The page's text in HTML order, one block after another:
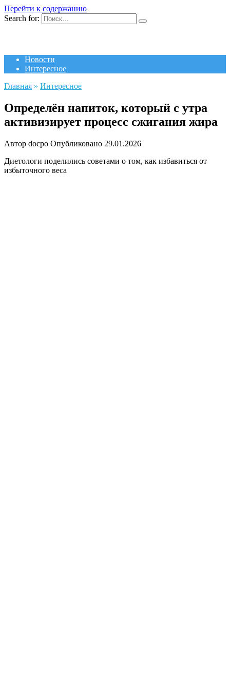
Перейти к содержанию
Search for:
Новости
Интересное
Главная » Интересное
Определён напиток, который с утра
активизирует процесс сжигания жира
Автор docpo Опубликовано 29.01.2026
Диетологи поделились советами о том, как избавиться от
избыточного веса